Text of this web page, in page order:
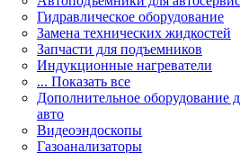
Гидравлическое оборудование
Замена технических жидкостей
Запчасти для подъемников
Индукционные нагреватели
... Показать все
Дополнительное оборудование
авто
Видеоэндоскопы
Газоанализаторы